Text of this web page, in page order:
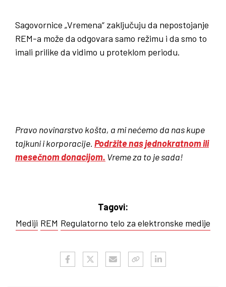
Sagovornice „Vremena“ zaključuju da nepostojanje
REM-a može da odgovara samo režimu i da smo to
imali prilike da vidimo u proteklom periodu.
Pravo novinarstvo košta, a mi nećemo da nas kupe
tajkuni i korporacije. Podržite nas jednokratnom ili
mesečnom donacijom. Vreme za to je sada!
Tagovi:
Mediji REM Regulatorno telo za elektronske medije